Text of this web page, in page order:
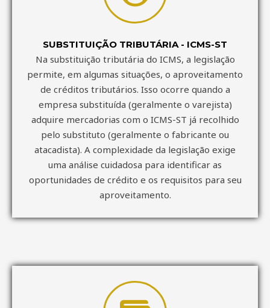
SUBSTITUIÇÃO TRIBUTÁRIA - ICMS-ST
Na substituição tributária do ICMS, a legislação
permite, em algumas situações, o aproveitamento
de créditos tributários. Isso ocorre quando a
empresa substituída (geralmente o varejista)
adquire mercadorias com o ICMS-ST já recolhido
pelo substituto (geralmente o fabricante ou
atacadista). A complexidade da legislação exige
uma análise cuidadosa para identificar as
oportunidades de crédito e os requisitos para seu
aproveitamento.